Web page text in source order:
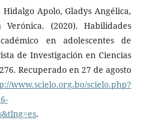
Apolo, Gladys Angélica,
(2020). Habilidades
en adolescentes de
de Investigación en Ciencias
Recuperado en 27 de agosto
www.scielo.org.bo/scielo.php?
.